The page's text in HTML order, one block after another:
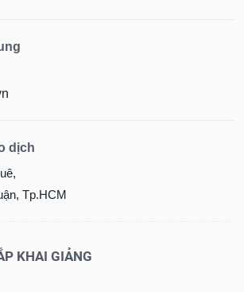
dịch
Tp.HCM
KHAI GIẢNG